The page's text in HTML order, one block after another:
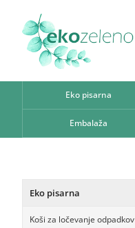
Eko pisarna
Embalaža
Eko pisarna
Koši za ločevanje odpadkov